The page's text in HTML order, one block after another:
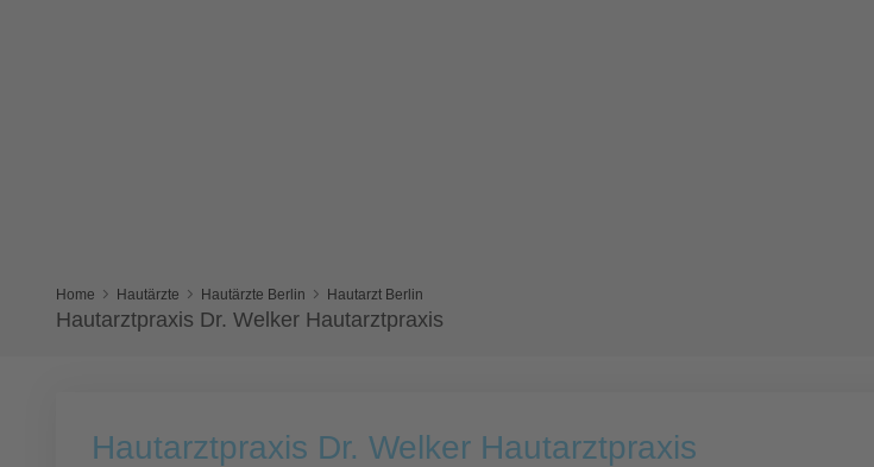
Home Hautärzte Hautärzte Berlin Hautarzt Berlin
Hautarztpraxis Dr. Welker Hautarztpraxis
Hautarztpraxis Dr. Welker Hautarztpraxis